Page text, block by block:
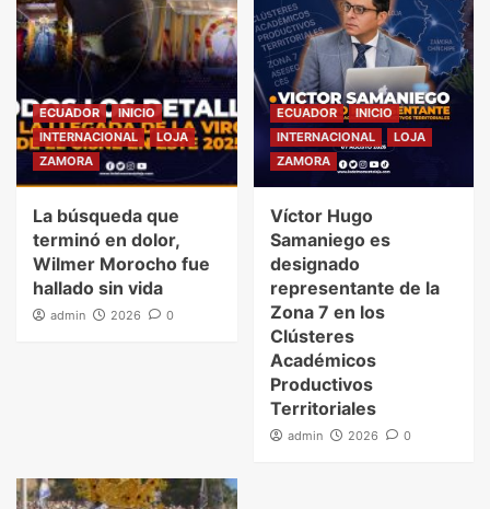
ECUADOR
INICIO
INTERNACIONAL
LOJA
ZAMORA
La búsqueda que
terminó en dolor,
Wilmer Morocho fue
hallado sin vida
admin 2026 0
ECUADOR
INICIO
INTERNACIONAL
LOJA
ZAMORA
Víctor Hugo
Samaniego es
designado
representante de la
Zona 7 en los
Clústeres
Académicos
Productivos
Territoriales
admin 2026 0